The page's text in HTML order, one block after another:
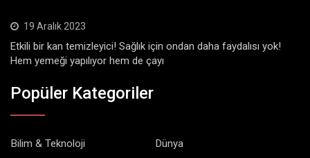
19 Aralık 2023
Etkili bir kan temizleyici! Sağlık için ondan daha faydalısı yok!
Hem yemeği yapılıyor hem de çayı
Popüler Kategoriler
Bilim & Teknoloji
Dünya